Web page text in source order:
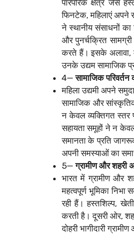
पारंपरिक क्षेत्र जैसे
फिनटेक, महिलाएं अपने
ने स्थानीय संसाधनों
और पुनर्चक्रित
करते हैं। इसके अलावा,
उनके उद्यम सामाजिक
4—सामाजिक
महिला उद्यमी अपने
सामाजिक और
न केवल व्यक्तिगत स्तर
सहायता समूहों ने न
समानता के प्रति
अपनी समस्याओं का
5—ग्रामीण और शहरी
भारत में ग्रामीण और
महत्वपूर्ण भूमिका निभा
रही हैं। हस्तशिल्प,
करती है। दूसरी ओर,
दोहरी भागीदारी